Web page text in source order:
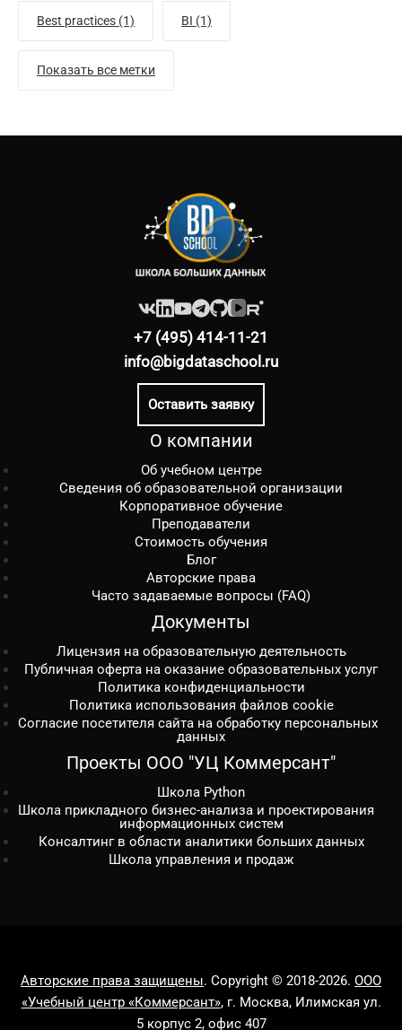
Best practices (1) BI (1)
Показать все метки
+7 (495) 414-11-21
info@bigdataschool.ru
Оставить заявку
О компании
Об учебном центре
Сведения об образовательной организации
Корпоративное обучение
Преподаватели
Стоимость обучения
Блог
Авторские права
Часто задаваемые вопросы (FAQ)
Документы
Лицензия на образовательную деятельность
Публичная оферта на оказание образовательных услуг
Политика конфиденциальности
Политика использования файлов cookie
Согласие посетителя сайта на обработку персональных
данных
Проекты ООО "УЦ Коммерсант"
Школа Python
Школа прикладного бизнес-анализа и проектирования
информационных систем
Консалтинг в области аналитики больших данных
Школа управления и продаж
Авторские права защищены. Copyright © 2018-2026. ООО
«Учебный центр «Коммерсант», г. Москва, Илимская ул.
5 корпус 2, офис 407